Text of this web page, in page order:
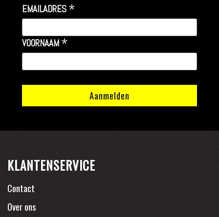
EMAILADRES *
VOORNAAM *
KLANTENSERVICE
Contact
Over ons